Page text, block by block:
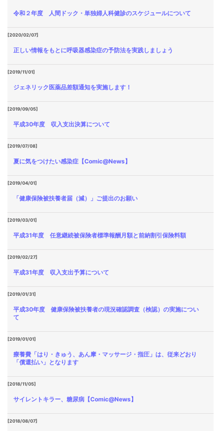
令和２年度 人間ドック・単独婦人科健診のスケジュールについて
[2020/02/07]
正しい情報をもとに呼吸器感染症の予防法を実践しましょう
[2019/11/01]
ジェネリック医薬品差額通知を実施します！
[2019/09/05]
平成30年度 収入支出決算について
[2019/07/08]
夏に気をつけたい感染症【Comic@News】
[2019/04/01]
「健康保険被扶養者届（減）」ご提出のお願い
[2019/03/01]
平成31年度 任意継続被保険者標準報酬月額と前納割引保険料額
[2019/02/27]
平成31年度 収入支出予算について
[2019/01/31]
平成30年度 健康保険被扶養者の現況確認調査（検認）の実施につい
て
[2019/01/01]
療養費「はり・きゅう、あん摩・マッサージ・指圧」は、従来どおり
「償還払い」となります
[2018/11/05]
サイレントキラー、糖尿病【Comic@News】
[2018/08/07]